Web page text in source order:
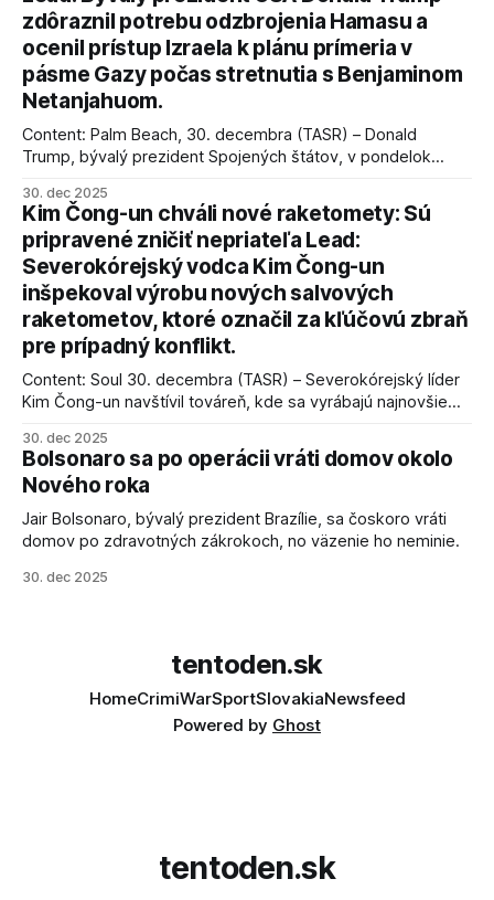
zdôraznil potrebu odzbrojenia Hamasu a
ocenil prístup Izraela k plánu prímeria v
pásme Gazy počas stretnutia s Benjaminom
Netanjahuom.
Content: Palm Beach, 30. decembra (TASR) – Donald
Trump, bývalý prezident Spojených štátov, v pondelok
kľúčové pre úspešné dosiahnutie prímeria v Gaze. Agentúra
AFP informuje, že Trump vyjadril presvedčenie, že Izrael plní
podmienky dohody o prí
30. dec 2025
Kim Čong-un chváli nové raketomety: Sú
pripravené zničiť nepriateľa Lead:
Severokórejský vodca Kim Čong-un
inšpekoval výrobu nových salvových
raketometov, ktoré označil za kľúčovú zbraň
pre prípadný konflikt.
Content: Soul 30. decembra (TASR) – Severokórejský líder
Kim Čong-un navštívil továreň, kde sa vyrábajú najnovšie
schopnosti. Informovali o tom štátne médiá KĽDR, na ktoré
sa odvoláva agentúra AFP.
30. dec 2025
Bolsonaro sa po operácii vráti domov okolo
Nového roka
Jair Bolsonaro, bývalý prezident Brazílie, sa čoskoro vráti
domov po zdravotných zákrokoch, no väzenie ho neminie.
30. dec 2025
tentoden.sk
HomeCrimiWarSportSlovakiaNewsfeed
Powered by Ghost
tentoden.sk